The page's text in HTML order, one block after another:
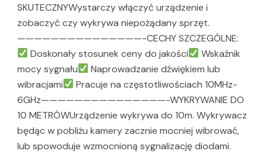
SKUTECZNYWystarczy włączyć urządzenie i
zobaczyć czy wykrywa niepożądany sprzęt.
———————————————-CECHY SZCZEGÓLNE:
Doskonały stosunek ceny do jakości
Wskaźnik
mocy sygnału
Naprowadzanie dźwiękiem lub
wibracjami
Pracuje na częstotliwościach 10MHz-
6GHz———————————————-WYKRYWANIE DO
10 METRÓWUrządzenie wykrywa do 10m. Wykrywacz
będąc w pobliżu kamery zacznie mocniej wibrować,
lub spowoduje wzmocnioną sygnalizację diodami.